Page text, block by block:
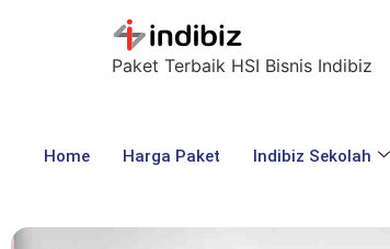
Paket Terbaik HSI Bisnis Indibiz
Home Harga Paket Indibiz Sekolah